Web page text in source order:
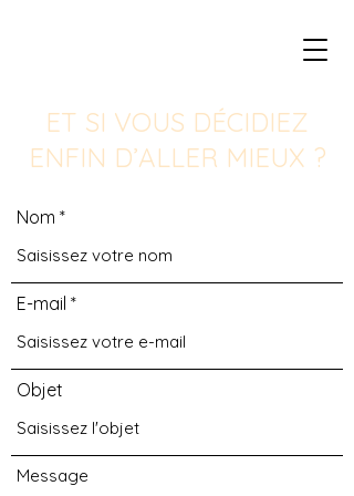
ET SI VOUS DÉCIDIEZ
ENFIN D’ALLER MIEUX ?
Nom
E-mail
Objet
Message